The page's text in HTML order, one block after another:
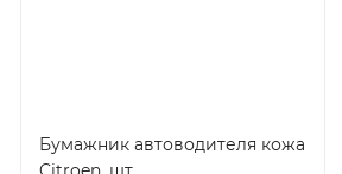
Бумажник автоводителя кожа